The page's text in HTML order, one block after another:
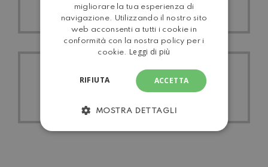
TEAM
TUTTI I
SEMINTEGRALI
migliorare la tua esperienza di
navigazione. Utilizzando il nostro sito
web acconsenti a tutti i cookie in
conformità con la nostra policy per i
cookie. Leggi di più
ACCETTA
RIFIUTA
MOSTRA DETTAGLI